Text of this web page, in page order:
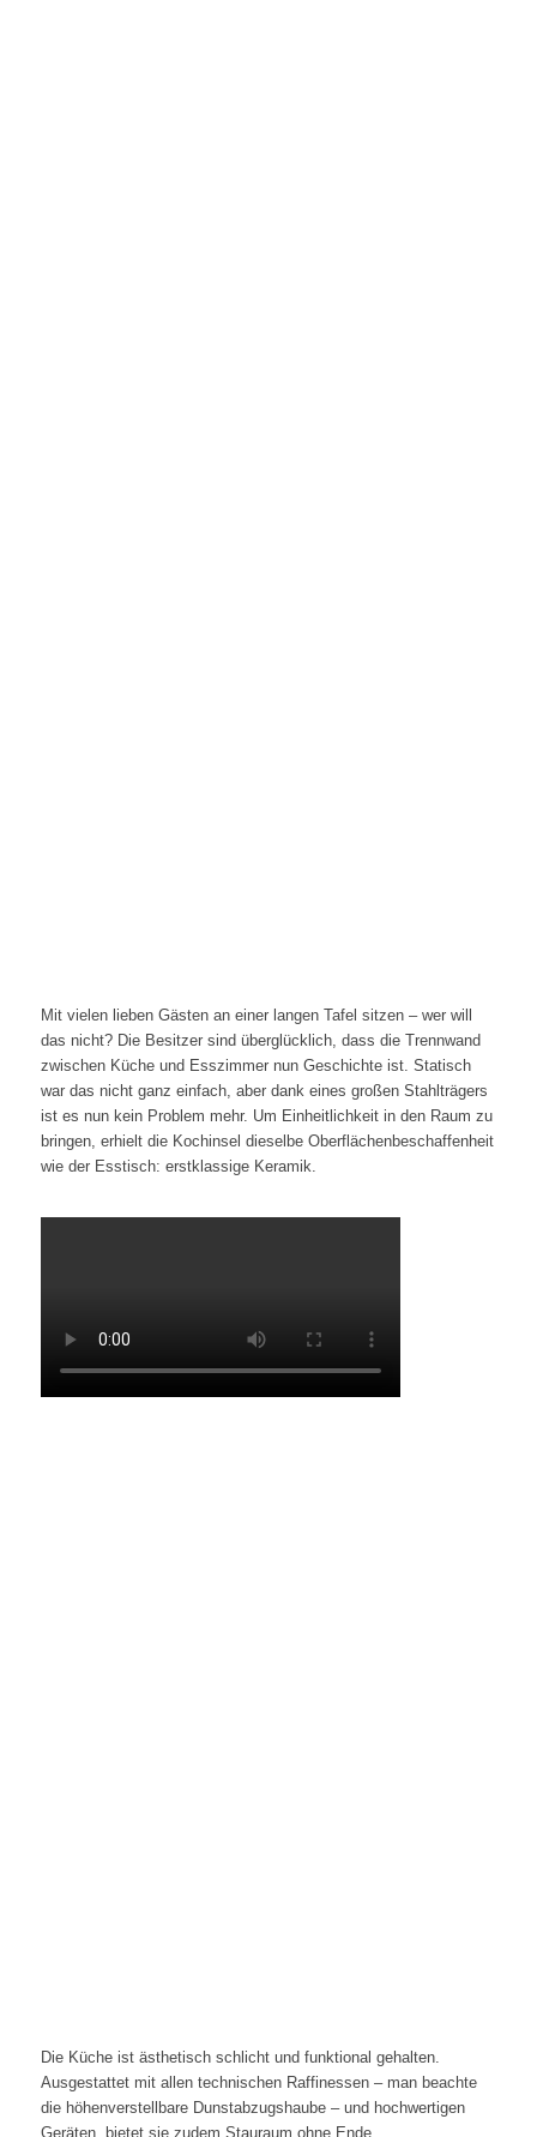
Mit vielen lieben Gästen an einer langen Tafel sitzen – wer will
das nicht? Die Besitzer sind überglücklich, dass die Trennwand
zwischen Küche und Esszimmer nun Geschichte ist. Statisch
war das nicht ganz einfach, aber dank eines großen Stahlträgers
ist es nun kein Problem mehr. Um Einheitlichkeit in den Raum zu
bringen, erhielt die Kochinsel dieselbe Oberflächenbeschaffenheit
wie der Esstisch: erstklassige Keramik.
Die Küche ist ästhetisch schlicht und funktional gehalten.
Ausgestattet mit allen technischen Raffinessen – man beachte
die höhenverstellbare Dunstabzugshaube – und hochwertigen
Geräten, bietet sie zudem Stauraum ohne Ende.